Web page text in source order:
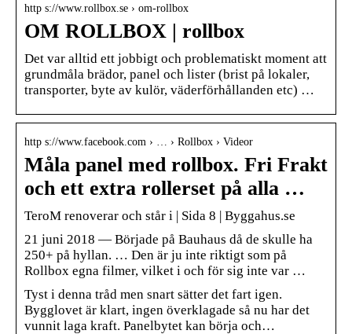
http s://www.rollbox.se › om-rollbox
OM ROLLBOX | rollbox
Det var alltid ett jobbigt och problematiskt moment att
grundmåla brädor, panel och lister (brist på lokaler,
transporter, byte av kulör, väderförhållanden etc) …
http s://www.facebook.com › … › Rollbox › Videor
Måla panel med rollbox. Fri Frakt
och ett extra rollerset på alla …
TeroM renoverar och står i | Sida 8 | Byggahus.se
21 juni 2018 — Började på Bauhaus då de skulle ha
250+ på hyllan. … Den är ju inte riktigt som på
Rollbox egna filmer, vilket i och för sig inte var …
Tyst i denna tråd men snart sätter det fart igen.
Bygglovet är klart, ingen överklagade så nu har det
vunnit laga kraft. Panelbytet kan börja och…